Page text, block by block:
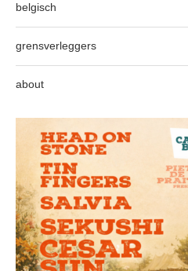
belgisch
grensverleggers
about